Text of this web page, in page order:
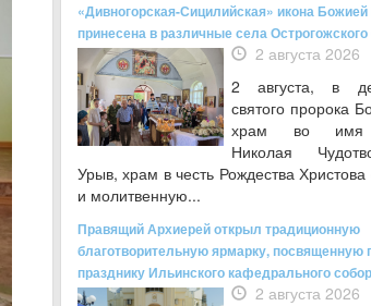
«Дивногорская-Сицилийская» икона
принесена в различные села Острогожского
2 августа 2026
2 августа, в
святого пророка
храм во имя
Николая
Урыв, храм в честь Рождества
и молитвенную...
Правящий Архиерей открыл традиционную
благотворительную ярмарку, посвященную
празднику Ильинского кафедрального
2 августа 2026